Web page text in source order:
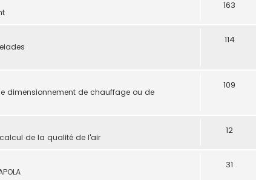
163
114
dimensionnement de chauffage ou de
109
de la qualité de l'air
12
31